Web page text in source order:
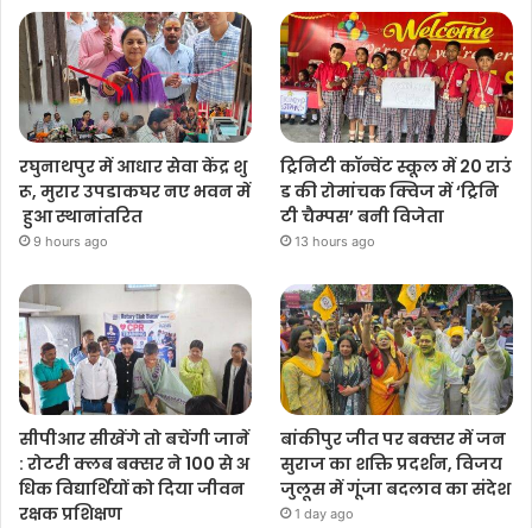
रघुनाथपुर में आधार सेवा केंद्र शु
रू, मुरार उपडाकघर नए भवन में
हुआ स्थानांतरित
9 hours ago
ट्रिनिटी कॉन्वेंट स्कूल में 20 राउं
ड की रोमांचक क्विज में ‘ट्रिनि
टी चैम्पस’ बनी विजेता
13 hours ago
सीपीआर सीखेंगे तो बचेंगी जानें
: रोटरी क्लब बक्सर ने 100 से अ
धिक विद्यार्थियों को दिया जीवन
रक्षक प्रशिक्षण
बांकीपुर जीत पर बक्सर में जन
सुराज का शक्ति प्रदर्शन, विजय
जुलूस में गूंजा बदलाव का संदेश
1 day ago